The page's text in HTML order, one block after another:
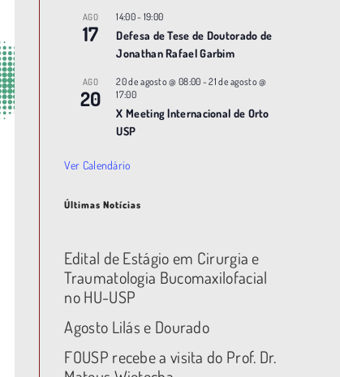
AGO
17
14:00- 19:00
Defesa de Tese de Doutorado de
Jonathan Rafael Garbim
AGO
20
20 de agosto @ 08:00 -21 de agosto @
17:00
X Meeting |nternacional de Orto
USP
Ver Calendário
Últimas Notícias
Edital de Estágio em Cirurgia e
Traumatologia Bucomaxilofacial
no HU-USP
Agosto Lilás e Dourado
FOUSP recebe a visita do Prof. Dr.